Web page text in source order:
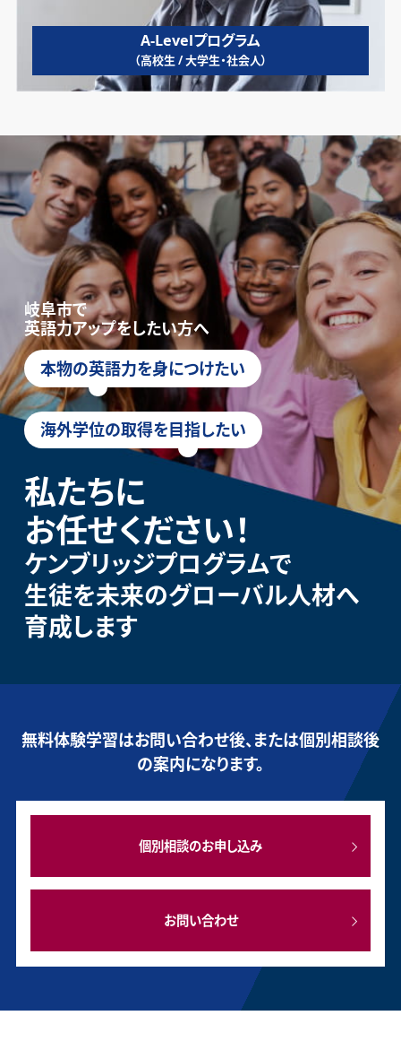
A-Levelプログラム
（高校生 / 大学生・社会人）
岐阜市で
英語力アップをしたい方へ
本物の英語力を身につけたい
海外学位の取得を目指したい
私たちに
お任せください！
ケンブリッジプログラムで
生徒を未来のグローバル人材へ
育成します
無料体験学習はお問い合わせ後、または個別相談後
の案内になります。
個別相談のお申し込み
お問い合わせ